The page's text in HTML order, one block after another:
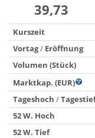
39,73
Kurszeit
Vortag/ Eröffnung
Volumen (Stück)
Marktkap. (EUR)
Tageshoch /
52 W. Hoch
52 W. Tief